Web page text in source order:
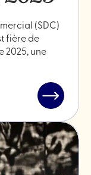
(SDC)
fière de
2025, une
Lire
l'article
"Saison
estivale
2025"